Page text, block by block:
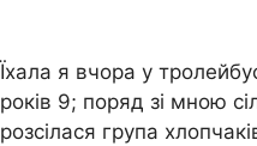
Їхала я вчора у
років 9; поряд зі мною
розсілася група